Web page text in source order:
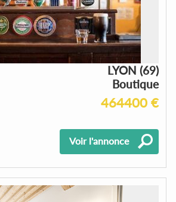
LYON (69)
Boutique
464400 €
Voir l'annonce